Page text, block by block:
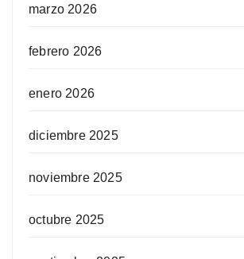
marzo 2026
febrero 2026
enero 2026
diciembre 2025
noviembre 2025
octubre 2025